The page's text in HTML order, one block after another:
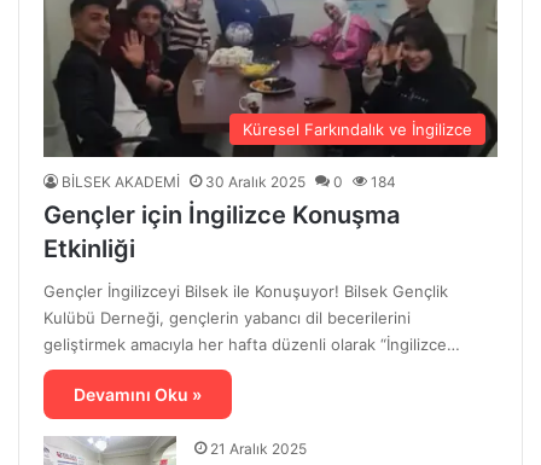
Küresel Farkındalık ve İngilizce
BİLSEK AKADEMİ 30 Aralık 2025 0 184
Gençler için İngilizce Konuşma
Etkinliği
Gençler İngilizceyi Bilsek ile Konuşuyor! Bilsek Gençlik
Kulübü Derneği, gençlerin yabancı dil becerilerini
geliştirmek amacıyla her hafta düzenli olarak “İngilizce…
Devamını Oku »
21 Aralık 2025